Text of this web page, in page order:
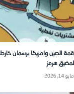
قمة الصين وامريكا يرسمان
لمضيق هرمز
مايو 14, 2026